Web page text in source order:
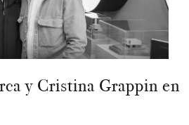
y Cristina Grappin en